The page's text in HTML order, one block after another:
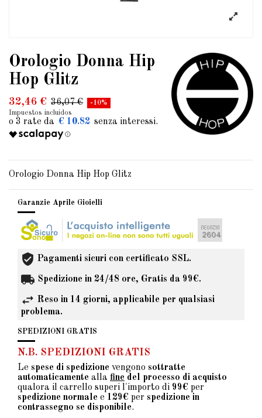
Orologio Donna Hip
Hop Glitz
32,46 € 36,07 € -10%
Impuestos incluidos
€ 10.82
Orologio Donna Hip Hop Glitz
Garanzie Aprile Gioielli
Pagamenti sicuri con certificato SSL.
Spedizione in 24/48 ore, Gratis da 99€.
Reso in 14 giorni, applicabile per qualsiasi
problema.
SPEDIZIONI GRATIS
N.B. SPEDIZIONI GRATIS
Le spese di spedizione vengono sottratte
automaticamente alla fine del processo di acquisto
qualora il carrello superi l'importo di 99€ per
spedizione normale e 129€ per spedizione in
contrassegno se disponibile.